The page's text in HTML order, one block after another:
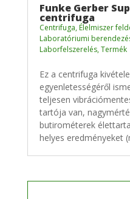
Funke Gerber
centrifuga
Centrifuga, Élelmiszer
Laboratóriumi
Laborfelszerelés,Termék
Ez a centrifuga
egyenletességéről
teljesen
tartója van,
butirométerek
helyes eredményeket